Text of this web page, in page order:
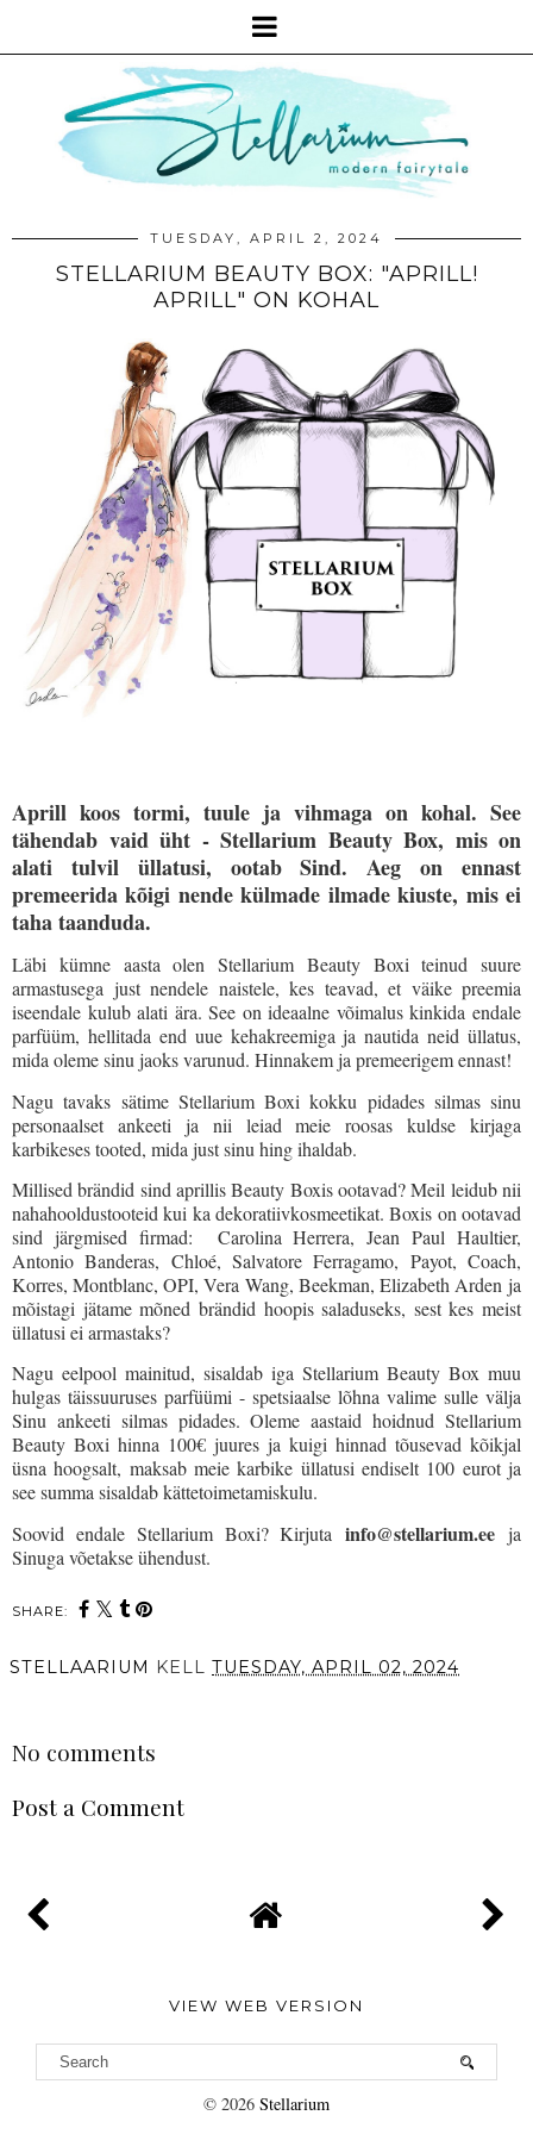
TUESDAY, APRIL 2, 2024
STELLARIUM BEAUTY BOX: "APRILL!
APRILL" ON KOHAL
Aprill koos tormi, tuule ja vihmaga on kohal. See
tähendab vaid üht - Stellarium Beauty Box, mis on
alati tulvil üllatusi, ootab Sind. Aeg on ennast
premeerida kõigi nende külmade ilmade kiuste, mis ei
taha taanduda.
Läbi kümne aasta olen Stellarium Beauty Boxi teinud suure
armastusega just nendele naistele, kes teavad, et väike preemia
iseendale kulub alati ära. See on ideaalne võimalus kinkida endale
parfüüm, hellitada end uue kehakreemiga ja nautida neid üllatus,
mida oleme sinu jaoks varunud. Hinnakem ja premeerigem ennast!
Nagu tavaks sätime Stellarium Boxi kokku pidades silmas sinu
personaalset ankeeti ja nii leiad meie roosas kuldse kirjaga
karbikeses tooted, mida just sinu hing ihaldab.
Millised brändid sind aprillis Beauty Boxis ootavad? Meil leidub nii
nahahooldustooteid kui ka dekoratiivkosmeetikat. Boxis on ootavad
sind järgmised firmad: Carolina Herrera, Jean Paul Haultier,
Antonio Banderas, Chloé, Salvatore Ferragamo, Payot, Coach,
Korres, Montblanc, OPI, Vera Wang, Beekman, Elizabeth Arden ja
mõistagi jätame mõned brändid hoopis saladuseks, sest kes meist
üllatusi ei armastaks?
Nagu eelpool mainitud, sisaldab iga Stellarium Beauty Box muu
hulgas täissuuruses parfüümi - spetsiaalse lõhna valime sulle välja
Sinu ankeeti silmas pidades. Oleme aastaid hoidnud Stellarium
Beauty Boxi hinna 100€ juures ja kuigi hinnad tõusevad kõikjal
üsna hoogsalt, maksab meie karbike üllatusi endiselt 100 eurot ja
see summa sisaldab kättetoimetamiskulu.
Soovid endale Stellarium Boxi? Kirjutainfo@stellarium.ee ja
Sinuga võetakse ühendust.
SHARE:
STELLAARIUM KELL TUESDAY, APRIL 02, 2024
No comments
Post a Comment
VIEW WEB VERSION
© 2026 Stellarium